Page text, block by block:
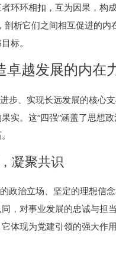
环环相扣，互为因果，构
剖析它们之间相互促进的
标。
卓越发展的内在
步、实现长远发展的核心
实。这“四强”涵盖了思想
凝聚共识
政治立场、坚定的理想信
，对事业发展的忠诚与担
体现为党建引领的强大作